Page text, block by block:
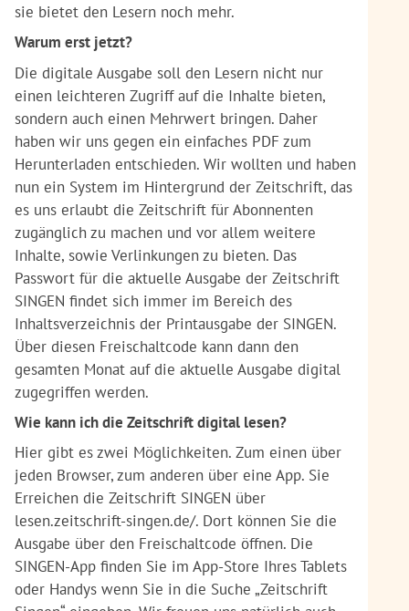
sie bietet den Lesern noch mehr.
Warum erst jetzt?
Die digitale Ausgabe soll den Lesern nicht nur
einen leichteren Zugriff auf die Inhalte bieten,
sondern auch einen Mehrwert bringen. Daher
haben wir uns gegen ein einfaches PDF zum
Herunterladen entschieden. Wir wollten und haben
nun ein System im Hintergrund der Zeitschrift, das
es uns erlaubt die Zeitschrift für Abonnenten
zugänglich zu machen und vor allem weitere
Inhalte, sowie Verlinkungen zu bieten. Das
Passwort für die aktuelle Ausgabe der Zeitschrift
SINGEN findet sich immer im Bereich des
Inhaltsverzeichnis der Printausgabe der SINGEN.
Über diesen Freischaltcode kann dann den
gesamten Monat auf die aktuelle Ausgabe digital
zugegriffen werden.
Wie kann ich die Zeitschrift digital lesen?
Hier gibt es zwei Möglichkeiten. Zum einen über
jeden Browser, zum anderen über eine App. Sie
Erreichen die Zeitschrift SINGEN über
lesen.zeitschrift-singen.de/. Dort können Sie die
Ausgabe über den Freischaltcode öffnen. Die
SINGEN-App finden Sie im App-Store Ihres Tablets
oder Handys wenn Sie in die Suche „Zeitschrift